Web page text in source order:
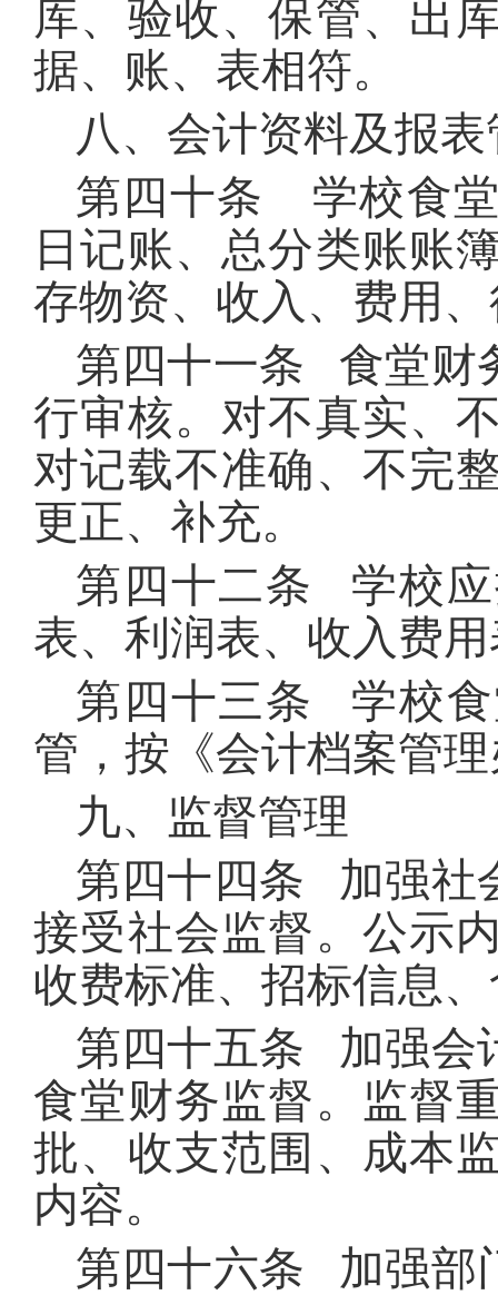
库、验收、保管、出
据、账、表相符。
八、会计资料及报表
第四十条 学校食堂
日记账、总分类账账
存物资、收入、费用
第四十一条 食堂财
行审核。对不真实、
对记载不准确、不完
更正、补充。
第四十二条 学校应
表、利润表、收入费
第四十三条 学校食
管，按《会计档案管
九、监督管理
第四十四条 加强社
接受社会监督。公示
收费标准、招标信息
第四十五条 加强会
食堂财务监督。监督
批、收支范围、成本
内容。
第四十六条 加强部